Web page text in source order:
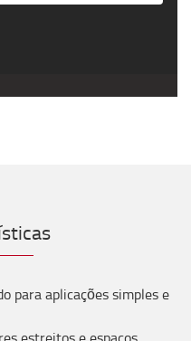
para aplicações simples e